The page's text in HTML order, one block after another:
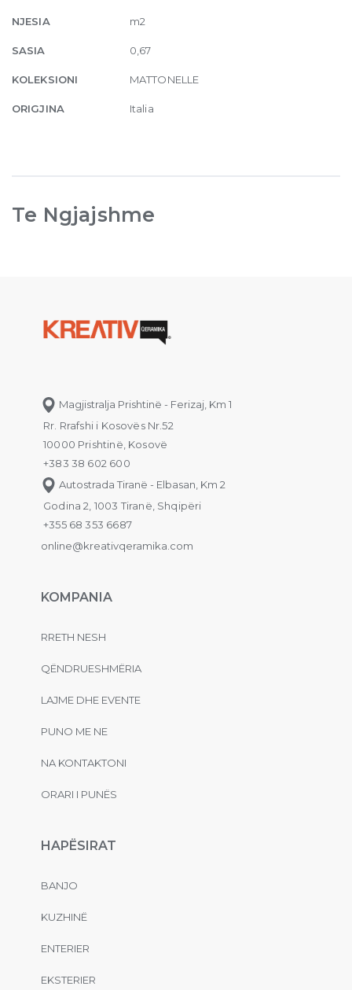
NJESIA m2
SASIA 0,67
KOLEKSIONI MATTONELLE
ORIGJINA Italia
Te Ngjajshme
Magjistralja Prishtinë - Ferizaj, Km 1
Rr. Rrafshi i Kosovës Nr.52
10000 Prishtinë, Kosovë
+383 38 602 600
Autostrada Tiranë - Elbasan, Km 2
Godina 2, 1003 Tiranë, Shqipëri
+355 68 353 6687
online@kreativqeramika.com
KOMPANIA
RRETH NESH
QËNDRUESHMËRIA
LAJME DHE EVENTE
PUNO ME NE
NA KONTAKTONI
ORARI I PUNËS
HAPËSIRAT
BANJO
KUZHINË
ENTERIER
EKSTERIER